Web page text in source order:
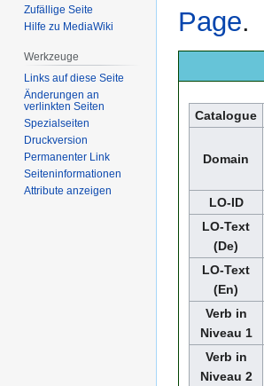
Page.
Catalogue
Domain
LO-ID
LO-Text
(De)
LO-Text
(En)
Verb in
Niveau 1
Verb in
Niveau 2
Zufällige Seite
Hilfe zu MediaWiki
Werkzeuge
Links auf diese Seite
Änderungen an
verlinkten Seiten
Spezialseiten
Druckversion
Permanenter Link
Seiten­­informationen
Attribute anzeigen